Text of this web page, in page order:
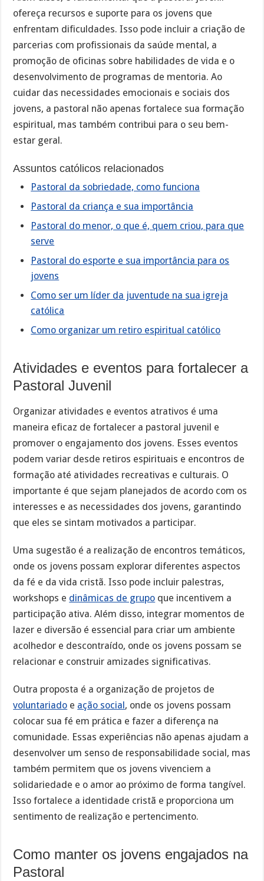
ofereça recursos e suporte para os jovens que
enfrentam dificuldades. Isso pode incluir a criação de
parcerias com profissionais da saúde mental, a
promoção de oficinas sobre habilidades de vida e o
desenvolvimento de programas de mentoria. Ao
cuidar das necessidades emocionais e sociais dos
jovens, a pastoral não apenas fortalece sua formação
espiritual, mas também contribui para o seu bem-
estar geral.
Assuntos católicos relacionados
Pastoral da sobriedade, como funciona
Pastoral da criança e sua importância
Pastoral do menor, o que é, quem criou, para que
serve
Pastoral do esporte e sua importância para os
jovens
Como ser um líder da juventude na sua igreja
católica
Como organizar um retiro espiritual católico
Atividades e eventos para fortalecer a
Pastoral Juvenil
Organizar atividades e eventos atrativos é uma
maneira eficaz de fortalecer a pastoral juvenil e
promover o engajamento dos jovens. Esses eventos
podem variar desde retiros espirituais e encontros de
formação até atividades recreativas e culturais. O
importante é que sejam planejados de acordo com os
interesses e as necessidades dos jovens, garantindo
que eles se sintam motivados a participar.
Uma sugestão é a realização de encontros temáticos,
onde os jovens possam explorar diferentes aspectos
da fé e da vida cristã. Isso pode incluir palestras,
workshops e dinâmicas de grupo que incentivem a
participação ativa. Além disso, integrar momentos de
lazer e diversão é essencial para criar um ambiente
acolhedor e descontraído, onde os jovens possam se
relacionar e construir amizades significativas.
Outra proposta é a organização de projetos de
voluntariado e ação social, onde os jovens possam
colocar sua fé em prática e fazer a diferença na
comunidade. Essas experiências não apenas ajudam a
desenvolver um senso de responsabilidade social, mas
também permitem que os jovens vivenciem a
solidariedade e o amor ao próximo de forma tangível.
Isso fortalece a identidade cristã e proporciona um
sentimento de realização e pertencimento.
Como manter os jovens engajados na
Pastoral